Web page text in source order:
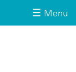
☰ Menu